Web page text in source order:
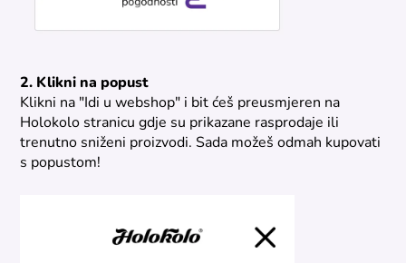
2. Klikni na popust
Klikni na "Idi u webshop" i bit ćeš preusmjeren na
Holokolo stranicu gdje su prikazane rasprodaje ili
trenutno sniženi proizvodi. Sada možeš odmah kupovati
s popustom!